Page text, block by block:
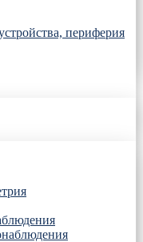
периферия